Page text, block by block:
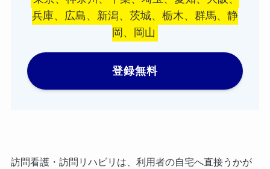
兵庫、広島、新潟、茨城、栃木、群馬、静
岡、岡山
登録無料
訪問看護・訪問リハビリは、利用者の自宅へ直接うかが